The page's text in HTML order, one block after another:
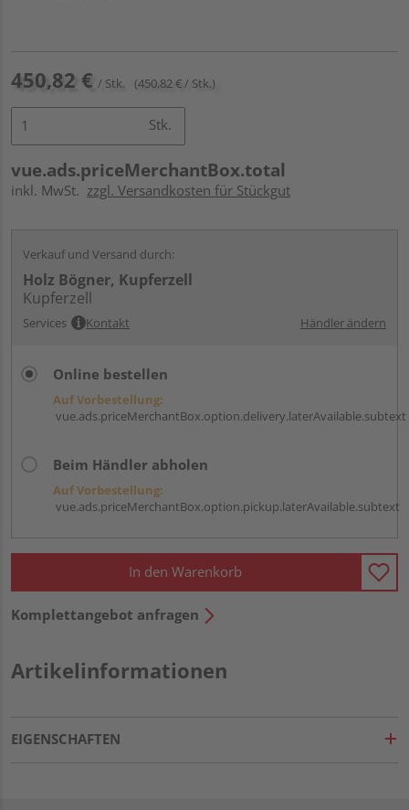
450,82 € / Stk. (450,82 € / Stk.)
Stk.
vue.ads.priceMerchantBox.total
inkl. MwSt. zzgl. Versandkosten für Stückgut
Verkauf und Versand durch:
Holz Bögner, Kupferzell
Kupferzell
Services Kontakt Händler ändern
Online bestellen
Auf Vorbestellung:
vue.ads.priceMerchantBox.option.delivery.laterAvailable.subtext
Beim Händler abholen
Auf Vorbestellung:
vue.ads.priceMerchantBox.option.pickup.laterAvailable.subtext
In den Warenkorb
Komplettangebot anfragen
Artikelinformationen
EIGENSCHAFTEN